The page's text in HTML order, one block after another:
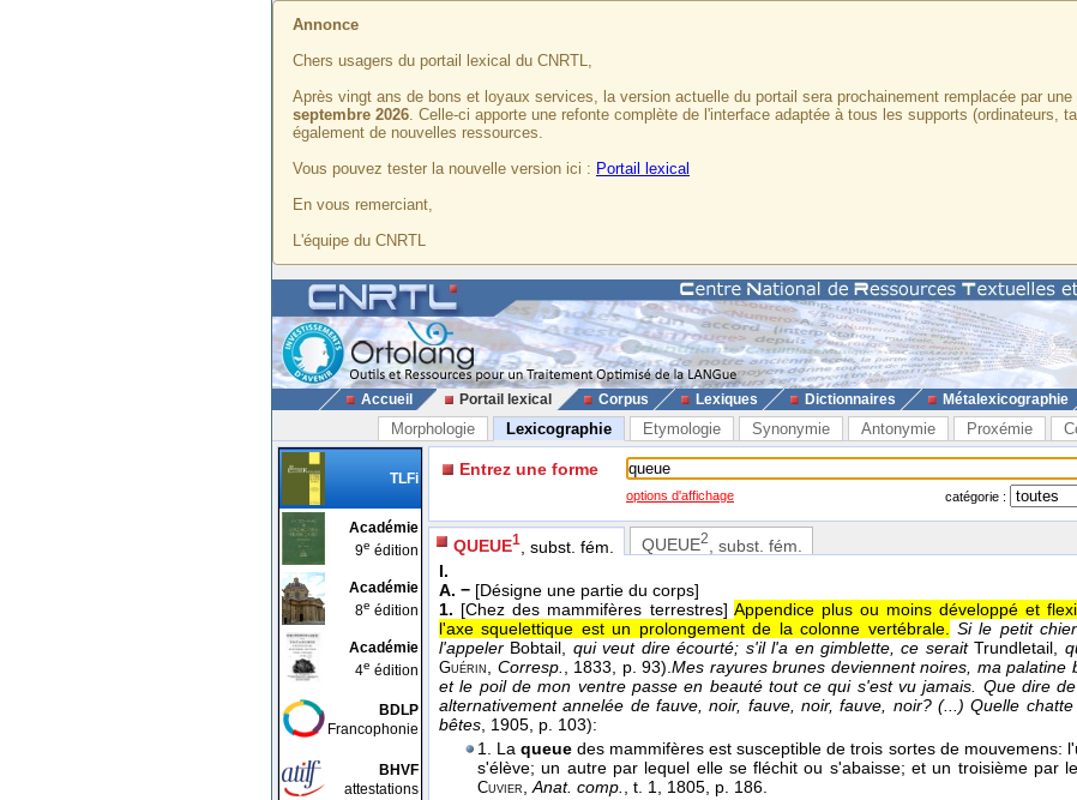
Annonce
Chers usagers du portail lexical du CNRTL,
Après vingt ans de bons et loyaux services, la version actuelle du portail sera prochainement remplacée par
septembre 2026. Celle-ci apporte une refonte complète de l'interface adaptée à tous les supports (ordinateurs,
également de nouvelles ressources.
Vous pouvez tester la nouvelle version ici : Portail lexical
En vous remerciant,
L'équipe du CNRTL
Accueil Portail lexical Corpus Lexiques Dictionnaires Métalexicographie
Morphologie Lexicographie Etymologie Synonymie Antonymie Proxémie
TLFi
Académie
9e édition
Académie
8e édition
Académie
4e édition
BDLP
Francophonie
BHVF
attestations
Entrez une forme
options d'affichage catégorie :
QUEUE1 , subst. fém. QUEUE2
, subst. fém.
I.
A. − [Désigne une partie du corps]
1. [Chez des mammifères terrestres] Appendice plus ou moins développé et
l'axe squelettique est un prolongement de la colonne vertébrale. Si le petit
l'appeler Bobtail, qui veut dire écourté; s'il l'a en gimblette, ce seraitTrundletail,
Guérin, Corresp., 1833, p. 93).Mes rayures brunes deviennent noires, ma palatine
et le poil de mon ventre passe en beauté tout ce qui s'est vu jamais. Que dire
alternativement annelée de fauve, noir, fauve, noir, fauve, noir? (...) Quelle
bêtes, 1905, p. 103):
1. Laqueue des mammifères est susceptible de trois sortes de mouvemens:
s'élève; un autre par lequel elle se fléchit ou s'abaisse; et un troisième par
Cuvier,Anat. comp., t. 1, 1805, p. 186.